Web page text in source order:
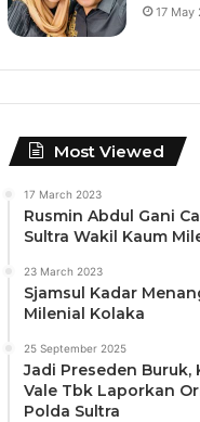
17 May
Most Viewed
17 March 2023
Rusmin Abdul Gani
Sultra Wakil Kaum
23 March 2023
Sjamsul Kadar
Milenial Kolaka
25 September 2025
Jadi Preseden Buruk,
Vale Tbk Laporkan
Polda Sultra